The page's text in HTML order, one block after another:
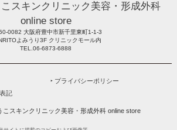
スキンクリニック美容・形成外科
online store
0082 大阪府豊中市新千里東町1-1-3
よみうり3F クリニックモール内
TEL.06-6873-6888
‣ プライバシーポリシー
記
スキンクリニック美容・形成外科 online store